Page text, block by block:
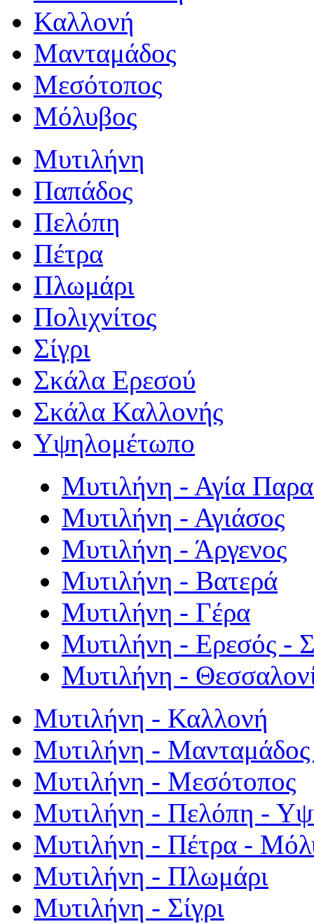
Καλλονή
Μανταμάδος
Μεσότοπος
Μόλυβος
Μυτιλήνη
Παπάδος
Πελόπη
Πέτρα
Πλωμάρι
Πολιχνίτος
Σίγρι
Σκάλα Ερεσού
Σκάλα Καλλονής
Υψηλομέτωπο
Μυτιλήνη - Αγία
Μυτιλήνη - Αγιάσος
Μυτιλήνη - Άργενος
Μυτιλήνη - Βατερά
Μυτιλήνη - Γέρα
Μυτιλήνη - Ερεσός -
Μυτιλήνη -
Μυτιλήνη - Καλλονή
Μυτιλήνη - Μανταμάδος
Μυτιλήνη - Μεσότοπος
Μυτιλήνη - Πελόπη -
Μυτιλήνη - Πέτρα -
Μυτιλήνη - Πλωμάρι
Μυτιλήνη - Σίγρι